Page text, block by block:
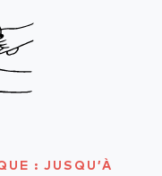
: JUSQU’À